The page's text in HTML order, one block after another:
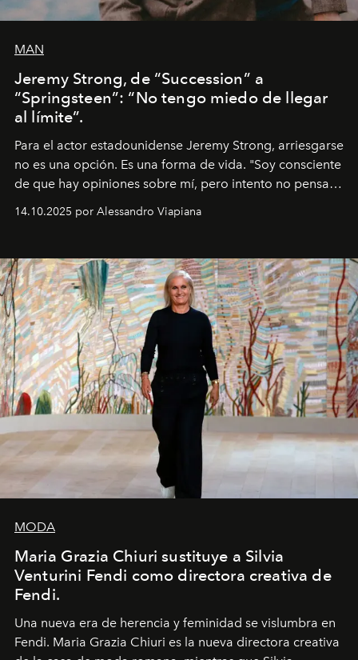
MAN
Jeremy Strong, de “Succession” a
“Springsteen”: “No tengo miedo de llegar
al límite”.
Para el actor estadounidense Jeremy Strong, arriesgarse
no es una opción. Es una forma de vida. "Soy consciente
de que hay opiniones sobre mí, pero intento no pensar
demasiado en cómo me perciben. Creo que es una
pérdida de tiempo", afirma.
14.10.2025 por Alessandro Viapiana
MODA
Maria Grazia Chiuri sustituye a Silvia
Venturini Fendi como directora creativa de
Fendi.
Una nueva era de herencia y feminidad se vislumbra en
Fendi. Maria Grazia Chiuri es la nueva directora creativa